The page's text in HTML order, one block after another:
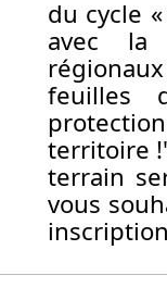
du cycle
avec la
feuilles
territoire
terrain
vous